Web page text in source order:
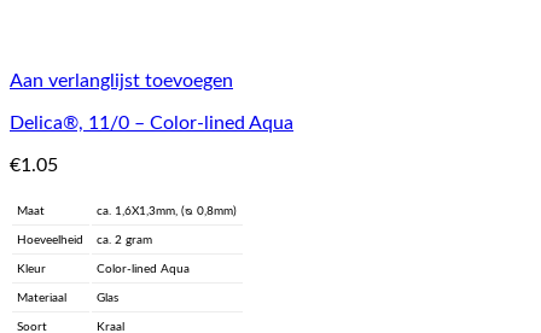
Aan verlanglijst toevoegen
Delica®, 11/0 – Color-lined Aqua
€1.05
Maat ca. 1,6X1,3mm, (ᴓ 0,8mm)
Hoeveelheid ca. 2 gram
Kleur Color-lined Aqua
Materiaal Glas
Soort Kraal